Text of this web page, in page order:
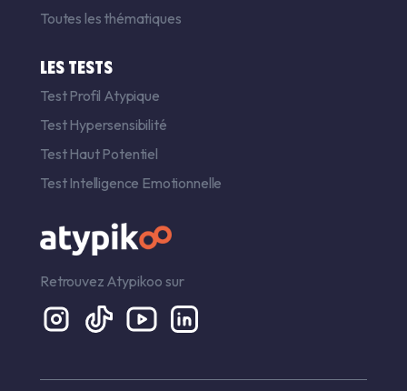
Toutes les thématiques
LES TESTS
Test Profil Atypique
Test Hypersensibilité
Test Haut Potentiel
Test Intelligence Emotionnelle
Retrouvez Atypikoo sur